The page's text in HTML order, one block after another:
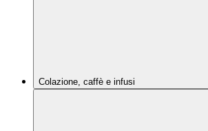
Colazione, caffè e infusi